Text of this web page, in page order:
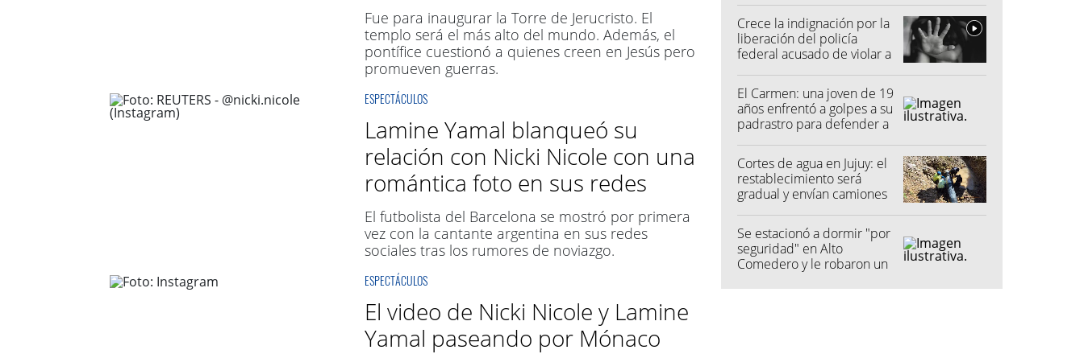
Fue para inaugurar la Torre de Jerucristo. El
templo será el más alto del mundo. Además, el
pontífice cuestionó a quienes creen en Jesús pero
promueven guerras.
ESPECTÁCULOS
Lamine Yamal blanqueó su
relación con Nicki Nicole con una
romántica foto en sus redes
El futbolista del Barcelona se mostró por primera
vez con la cantante argentina en sus redes
sociales tras los rumores de noviazgo.
ESPECTÁCULOS
El video de Nicki Nicole y Lamine
Yamal paseando por Mónaco
Crece la indignación por la
liberación del policía
federal acusado de violar a
El Carmen: una joven de 19
años enfrentó a golpes a su
padrastro para defender a
Cortes de agua en Jujuy: el
restablecimiento será
gradual y envían camiones
Se estacionó a dormir "por
seguridad" en Alto
Comedero y le robaron un